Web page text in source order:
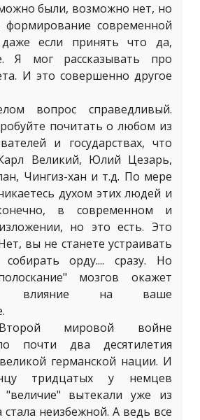
были, возможно нет, но
современной
если принять что да,
Я мог рассказывать про
И это совершенно другое
вопрос справедливый.
почитать о любом из
и государствах, что
Великий, Юлий Цезарь,
Чингиз-хан и т.д. По мере
духом этих людей и
в современном и
но это есть. Это
вы не станете устраивать
орду.... сразу. Но
мозгов окажет
влияние на ваше
мировой войне
почти два десятилетия
германской нации. И
тридцатых у немцев
вытекали уже из
неизбежной. А ведь все